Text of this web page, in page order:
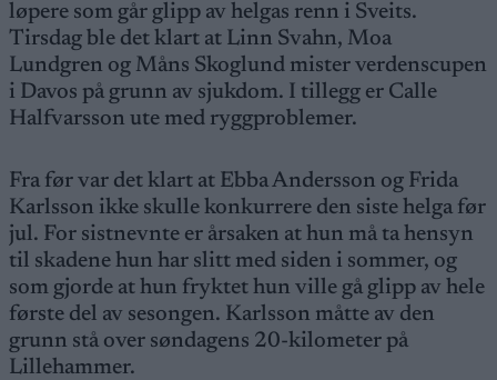
løpere som går glipp av helgas renn i Sveits.
Tirsdag ble det klart at Linn Svahn, Moa
Lundgren og Måns Skoglund mister verdenscupen
i Davos på grunn av sjukdom. I tillegg er Calle
Halfvarsson ute med ryggproblemer.
Fra før var det klart at Ebba Andersson og Frida
Karlsson ikke skulle konkurrere den siste helga før
jul. For sistnevnte er årsaken at hun må ta hensyn
til skadene hun har slitt med siden i sommer, og
som gjorde at hun fryktet hun ville gå glipp av hele
første del av sesongen. Karlsson måtte av den
grunn stå over søndagens 20-kilometer på
Lillehammer.